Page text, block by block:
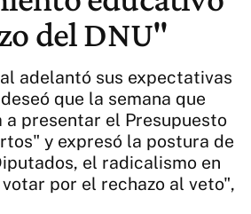
Vivo
del DNU"
adelantó sus expectativas
que la semana que
a presentar el Presupuesto
y expresó la postura de
el radicalismo en
por el rechazo al veto",